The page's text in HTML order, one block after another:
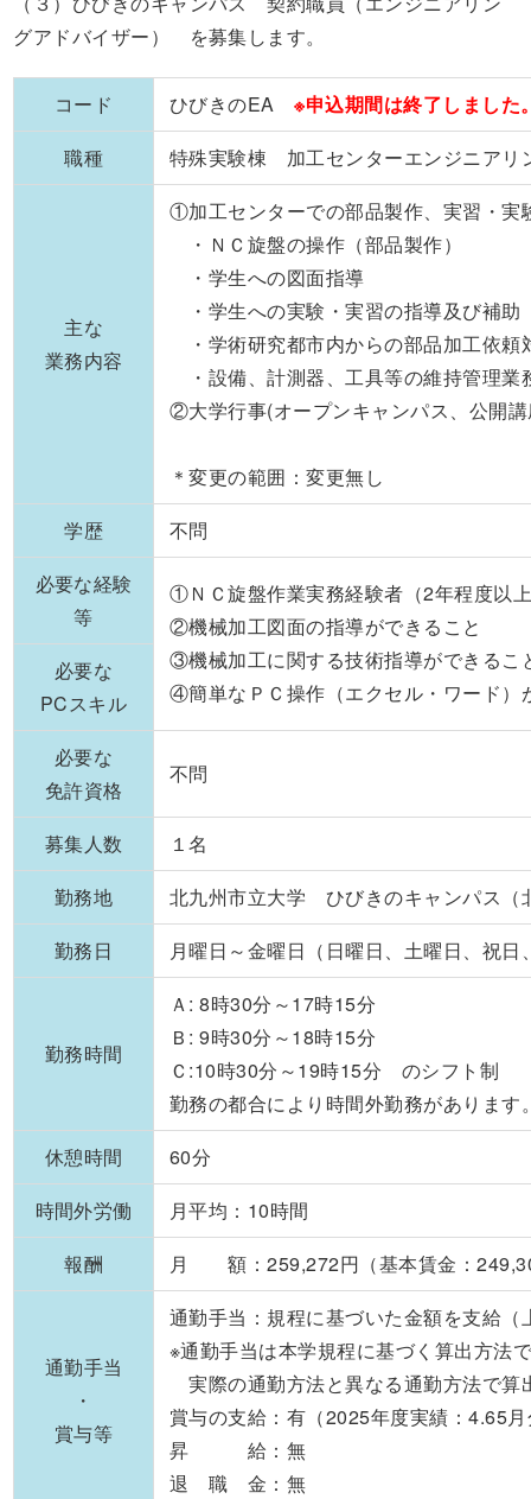
グアドバイザー） を募集します。
コード ひびきのEA※申込期間は終了しました
職種
特殊実験棟 加工センターエンジニアリ
主な
業務内容
①加工センターでの部品製作、実習・実
・ＮＣ旋盤の操作（部品製作）
・学生への図面指導
・学生への実験・実習の指導及び補助
・学術研究都市内からの部品加工依
・設備、計測器、工具等の維持管理業
②大学行事(オープンキャンパス、公開
＊変更の範囲：変更無し
学歴
不問
必要な経験
等
①ＮＣ旋盤作業実務経験者（2年程度以
②機械加工図面の指導ができること
③機械加工に関する技術指導ができるこ
④簡単なＰＣ操作（エクセル・ワード）
必要な
PCスキル
必要な
免許資格
不問
募集人数
１名
勤務地
北九州市立大学 ひびきのキャンパス（
勤務日
月曜日～金曜日（日曜日、土曜日、祝
勤務時間
Ａ: 8時30分～17時15分
Ｂ: 9時30分～18時15分
Ｃ:10時30分～19時15分 のシフト制
勤務の都合により時間外勤務があります
休憩時間
60分
時間外労働
月平均：10時間
報酬
月 額：259,272円（基本賃金：
通勤手当
・
賞与等
通勤手当：規程に基づいた金額を支給
※通勤手当は本学規程に基づく算出方法
実際の通勤方法と異なる通勤方法で算
賞与の支給：有（2025年度実績：4.65
昇 給：無
退 職 金：無